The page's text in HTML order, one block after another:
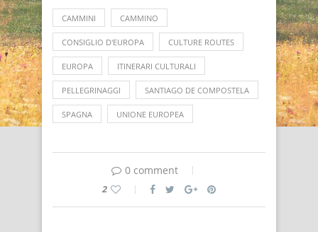
CAMMINI CAMMINO
CONSIGLIO D'EUROPA CULTURE ROUTES
EUROPA ITINERARI CULTURALI
PELLEGRINAGGI SANTIAGO DE COMPOSTELA
SPAGNA UNIONE EUROPEA
0 comment
2